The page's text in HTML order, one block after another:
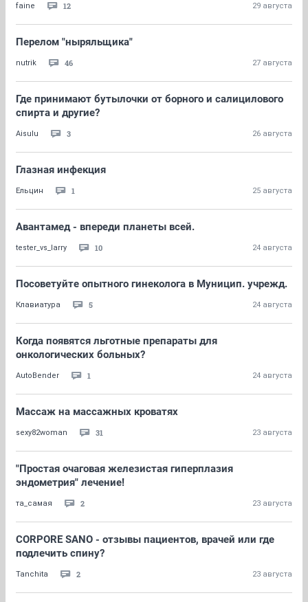
faine 12 29 августа
Перелом "ныряльщика"
nutrik 46 27 августа
Где принимают бутылочки от борного и салицилового
спирта и другие?
Aisulu 3 26 августа
Глазная инфекция
Ельцин 1 25 августа
Авантамед - впереди планеты всей.
tester_vs_larry 10 24 августа
Посоветуйте опытного гинеколога в Муницип. учрежд.
Клавиатура 5 24 августа
Когда появятся льготные препараты для
онкологических больных?
AutoBender 1 24 августа
Массаж на массажных кроватях
sexy82woman 31 23 августа
"Простая очаговая железистая гиперплазия
эндометрия" лечение!
та_самая 2 23 августа
CORPORE SANO - отзывы пациентов, врачей или где
подлечить спину?
Tanchita 2 23 августа